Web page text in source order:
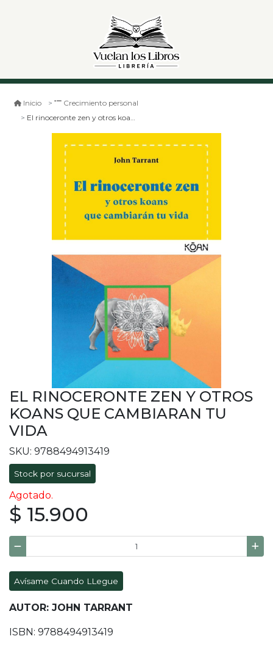
Inicio
Crecimiento personal
El rinoceronte zen y otros koans que cambiaran tu vida
EL RINOCERONTE ZEN Y OTROS
KOANS QUE CAMBIARAN TU
VIDA
SKU: 9788494913419
Stock por sucursal
Agotado.
$ 15.900
Avísame Cuando LLegue
AUTOR: JOHN TARRANT
ISBN: 9788494913419